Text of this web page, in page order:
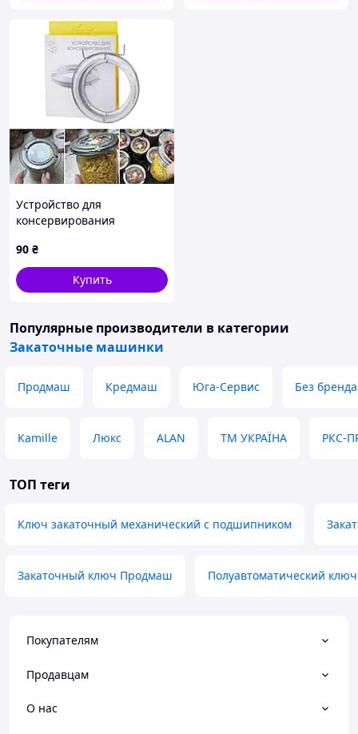
Устройство для
консервирования
тушенки зажим для банок
RS Харьков
90 ₴
Купить
Популярные производители в категории
Закаточные машинки
Продмаш Кредмаш Юга-Сервис Без бренда
Kamille Люкс ALAN ТМ УКРАЇНА РКС-
ТОП теги
Ключ закаточный механический с подшипником
Закаточный ключ Продмаш Полуавтоматический
Покупателям
Продавцам
О нас